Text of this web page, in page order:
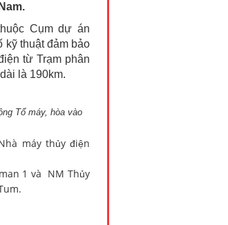
Cụmdự án
kỹ thuật đảm bảo
từ Trạm phân
là 190km.
Tổ máy, hòa vào
máy thủy điện
1 và NM Thủy